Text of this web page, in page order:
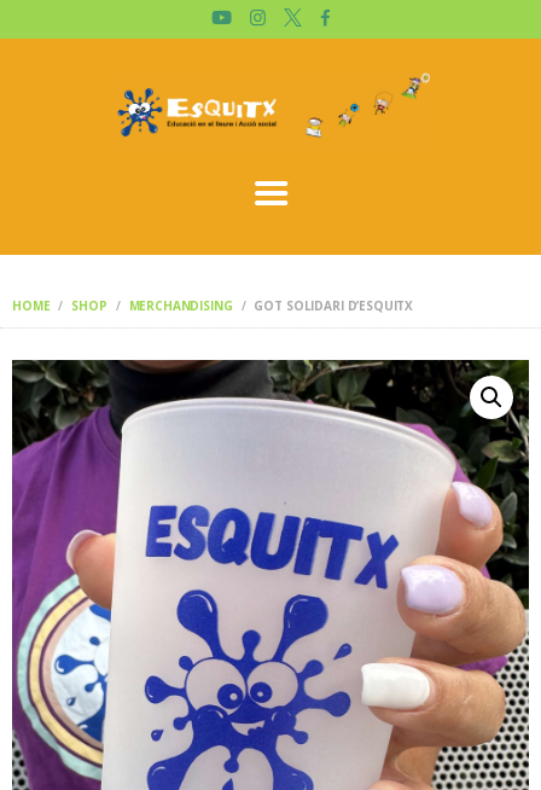
HOME SHOP MERCHANDISING GOT SOLIDARI D’ESQUITX
ESQUITX
TIENDA
CATALÀ